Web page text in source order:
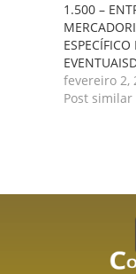
1.500 –
fevereiro 2,
Post similar